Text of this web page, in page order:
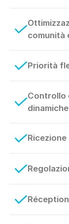
comunità
Priorità
Controllo
dinamiche